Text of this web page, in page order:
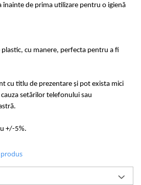
înainte de prima utilizare pentru o igienă
cu manere, perfecta pentru a fi
cu titlu de prezentare și pot exista mici
setărilor telefonului sau
+/-5%.